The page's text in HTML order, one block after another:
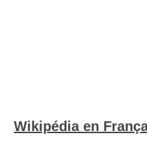
Wikipédia en